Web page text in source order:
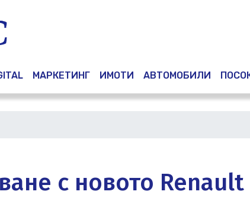
МАРКЕТИНГ ИМОТИ АВТОМОБИЛИ
с новото Renault